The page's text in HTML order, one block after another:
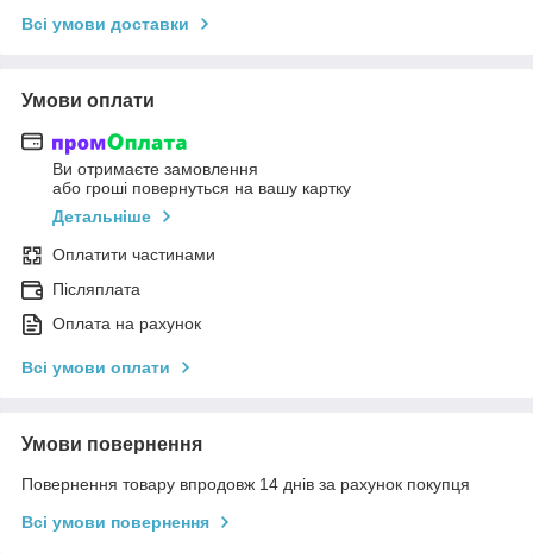
Всі умови доставки
Умови оплати
Ви отримаєте замовлення
або гроші повернуться на вашу картку
Детальніше
Оплатити частинами
Післяплата
Оплата на рахунок
Всі умови оплати
Умови повернення
Повернення товару впродовж 14 днів за рахунок покупця
Всі умови повернення